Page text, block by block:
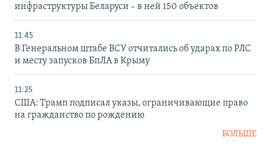
инфраструктуры Беларуси – в ней 150 объектов
11:45
В Генеральном штабе ВСУ отчитались об ударах по РЛС
и месту запусков БпЛА в Крыму
11:25
США: Трамп подписал указы, ограничивающие право
на гражданство по рождению
БОЛЬШЕ